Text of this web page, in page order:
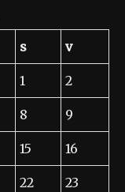
s v
1 2
8 9
15 16
22 23